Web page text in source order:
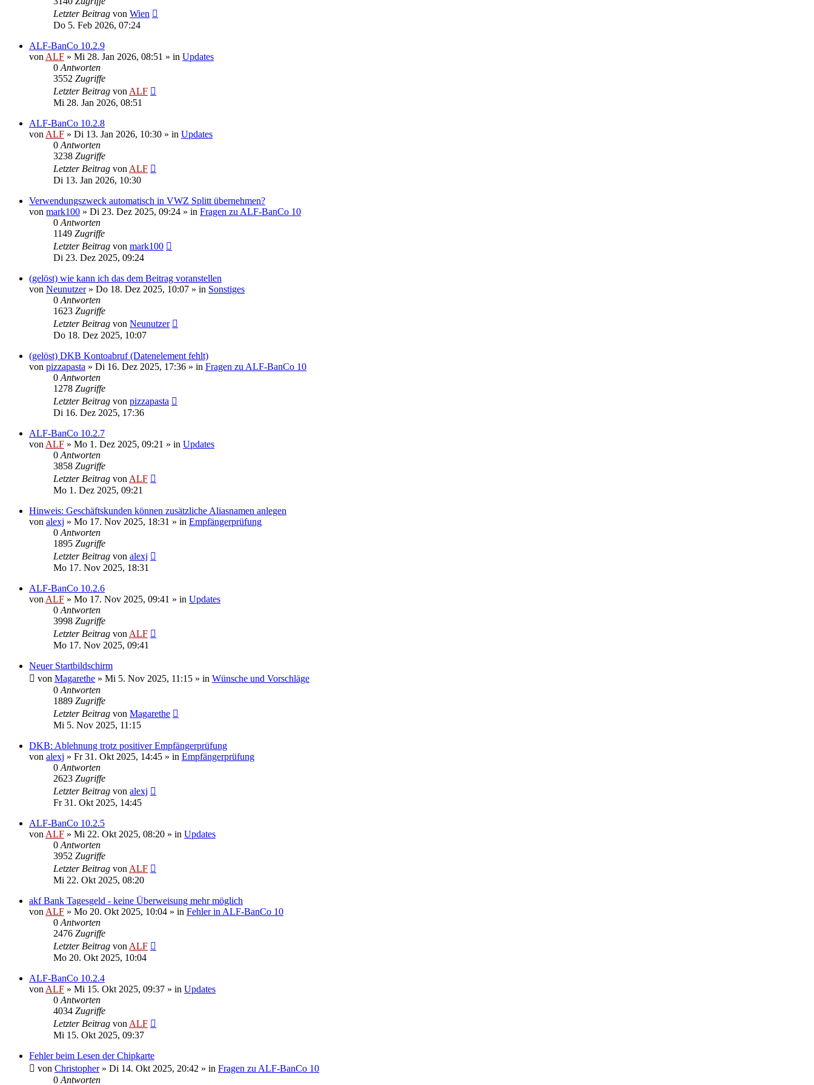
Letzter Beitrag von Wien
Do 5. Feb 2026, 07:24
ALF-BanCo 10.2.9
von ALF » Mi 28. Jan 2026, 08:51 » in Updates
0 Antworten
3552 Zugriffe
Letzter Beitrag von ALF
Mi 28. Jan 2026, 08:51
ALF-BanCo 10.2.8
von ALF » Di 13. Jan 2026, 10:30 » in Updates
0 Antworten
3238 Zugriffe
Letzter Beitrag von ALF
Di 13. Jan 2026, 10:30
Verwendungszweck automatisch in VWZ Splitt übernehmen?
von mark100 » Di 23. Dez 2025, 09:24 » in Fragen zu ALF-BanCo 10
0 Antworten
1149 Zugriffe
Letzter Beitrag von mark100
Di 23. Dez 2025, 09:24
(gelöst) wie kann ich das dem Beitrag voranstellen
von Neunutzer» Do 18. Dez 2025, 10:07 » in Sonstiges
0 Antworten
1623 Zugriffe
Letzter Beitrag von Neunutzer
Do 18. Dez 2025, 10:07
(gelöst) DKB Kontoabruf (Datenelement fehlt)
von pizzapasta » Di 16. Dez 2025, 17:36 » in Fragen zu ALF-BanCo 10
0 Antworten
1278 Zugriffe
Letzter Beitrag von pizzapasta
Di 16. Dez 2025, 17:36
ALF-BanCo 10.2.7
von ALF » Mo 1. Dez 2025, 09:21 » in Updates
0 Antworten
3858 Zugriffe
Letzter Beitrag von ALF
Mo 1. Dez 2025, 09:21
Hinweis: Geschäftskunden können zusätzliche Aliasnamen anlegen
von alexj » Mo 17. Nov 2025, 18:31 » in Empfängerprüfung
0 Antworten
1895 Zugriffe
Letzter Beitrag von alexj
Mo 17. Nov 2025, 18:31
ALF-BanCo 10.2.6
von ALF » Mo 17. Nov 2025, 09:41 » in Updates
0 Antworten
3998 Zugriffe
Letzter Beitrag von ALF
Mo 17. Nov 2025, 09:41
Neuer Startbildschirm
von Magarethe » Mi 5. Nov 2025, 11:15 » in Wünsche und Vorschläge
0 Antworten
1889 Zugriffe
Letzter Beitrag von Magarethe
Mi 5. Nov 2025, 11:15
DKB: Ablehnung trotz positiver Empfängerprüfung
von alexj » Fr 31. Okt 2025, 14:45 » in Empfängerprüfung
0 Antworten
2623 Zugriffe
Letzter Beitrag von alexj
Fr 31. Okt 2025, 14:45
ALF-BanCo 10.2.5
von ALF » Mi 22. Okt 2025, 08:20 » in Updates
0 Antworten
3952 Zugriffe
Letzter Beitrag von ALF
Mi 22. Okt 2025, 08:20
akf Bank Tagesgeld - keine Überweisung mehr möglich
von ALF » Mo 20. Okt 2025, 10:04 » in Fehler in ALF-BanCo 10
0 Antworten
2476 Zugriffe
Letzter Beitrag von ALF
Mo 20. Okt 2025, 10:04
ALF-BanCo 10.2.4
von ALF » Mi 15. Okt 2025, 09:37 » in Updates
0 Antworten
4034 Zugriffe
Letzter Beitrag von ALF
Mi 15. Okt 2025, 09:37
Fehler beim Lesen der Chipkarte
von Christopher» Di 14. Okt 2025, 20:42 » in Fragen zu ALF-BanCo 10
0 Antworten